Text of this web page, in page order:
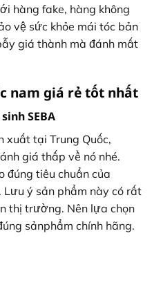
hàng fake, hàng không
vệ sức khỏe mái tóc bản
giá thành mà đánh mất
nam giá rẻ tốt nhất
SEBA
tại Trung Quốc,
giá thấp về nó nhé.
đúng tiêu chuẩn của
ý sản phẩm này có rất
thị trường. Nên lựa chọn
sảnphẩm chính hãng.